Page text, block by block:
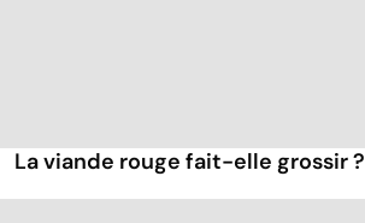
La viande rouge fait-elle grossir ?